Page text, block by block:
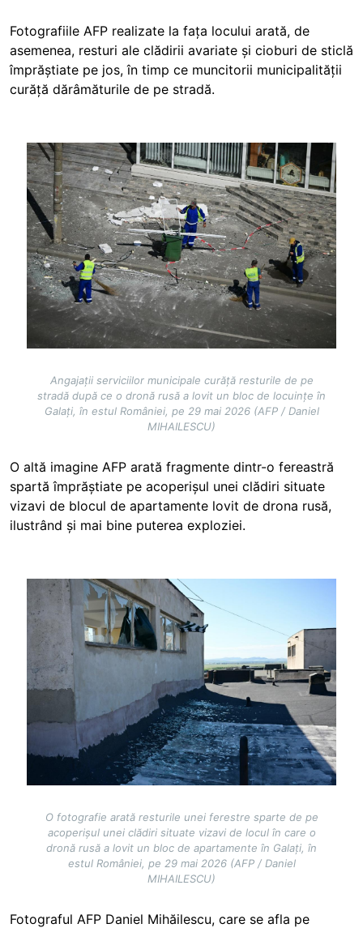
Fotografiile AFP realizate la fața locului arată, de
asemenea, resturi ale clădirii avariate și cioburi de sticlă
împrăștiate pe jos, în timp ce muncitorii municipalității
curăță dărâmăturile de pe stradă.
Image
Angajații serviciilor municipale curăță resturile de pe
stradă după ce o dronă rusă a lovit un bloc de locuințe în
Galați, în estul României, pe 29 mai 2026 (AFP / Daniel
MIHAILESCU)
O altă imagine AFP arată fragmente dintr-o fereastră
spartă împrăștiate pe acoperișul unei clădiri situate
vizavi de blocul de apartamente lovit de drona rusă,
ilustrând și mai bine puterea exploziei.
Image
O fotografie arată resturile unei ferestre sparte de pe
acoperișul unei clădiri situate vizavi de locul în care o
dronă rusă a lovit un bloc de apartamente în Galați, în
estul României, pe 29 mai 2026 (AFP / Daniel
MIHAILESCU)
Fotograful AFP Daniel Mihăilescu, care se afla pe